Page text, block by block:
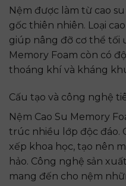
Nệm được làm từ cao
gốc thiên nhiên. Loại
giúp nâng đỡ cơ thể tối
Memory Foam còn có
thoáng khí và kháng
Cấu tạo và công nghệ
Nệm Cao Su Memory
trúc nhiều lớp độc đáo.
xếp khoa học, tạo nên
hảo. Công nghệ sản
mang đến cho nệm